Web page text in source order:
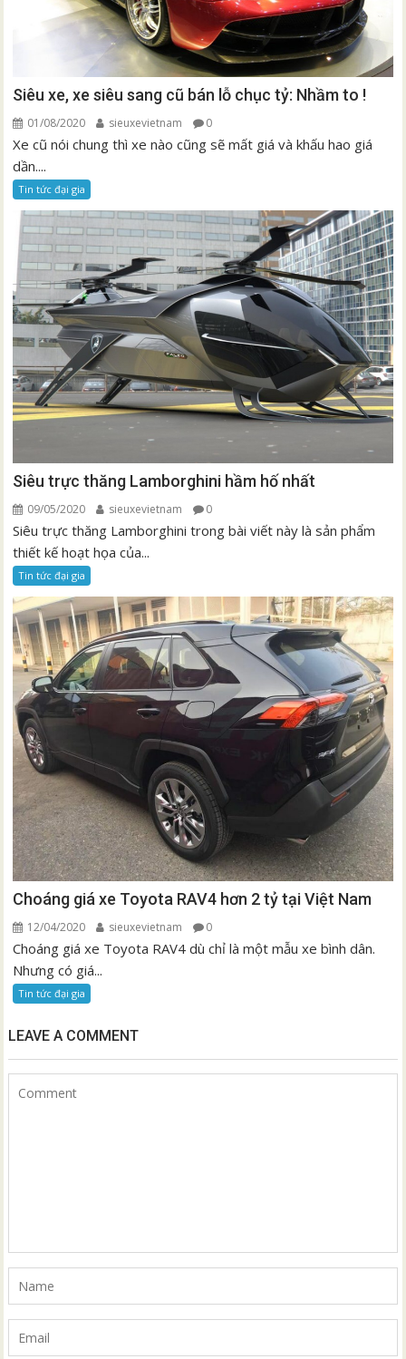
Siêu xe, xe siêu sang cũ bán lỗ chục tỷ: Nhầm to !
01/08/2020 sieuxevietnam 0
Xe cũ nói chung thì xe nào cũng sẽ mất giá và khấu hao giá
dần....
Tin tức đại gia
Siêu trực thăng Lamborghini hầm hố nhất
09/05/2020 sieuxevietnam 0
Siêu trực thăng Lamborghini trong bài viết này là sản phẩm
thiết kế hoạt họa của...
Tin tức đại gia
Choáng giá xe Toyota RAV4 hơn 2 tỷ tại Việt Nam
12/04/2020 sieuxevietnam 0
Choáng giá xe Toyota RAV4 dù chỉ là một mẫu xe bình dân.
Nhưng có giá...
Tin tức đại gia
LEAVE A COMMENT